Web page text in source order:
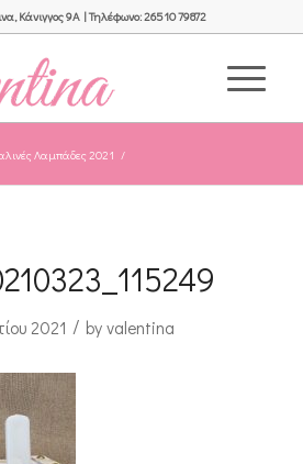
Κάνιγγος 9Α | Τηλέφωνο: 26510 79872
Λαμπάδες 2021 /
2021 / byvalentina